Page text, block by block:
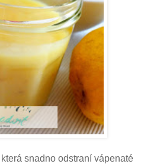
snadno odstraní vápenaté